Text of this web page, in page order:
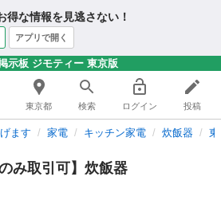
得な情報を見逃さない！
アプリで開く
示板 ジモティー 東京版
東京都 検索 ログイン 投稿
ます 家電 キッチン家電 炊飯器
み取引可】炊飯器